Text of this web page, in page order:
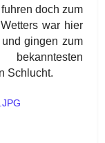
doch zum
war hier
gingen zum
Schlucht.